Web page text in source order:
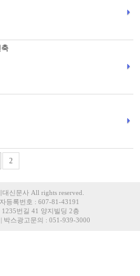
2
신문사 All rights reserved.
등록번호 : 607-81-43191
번길 41 양지빌딩 2층
박스광고문의 : 051-939-3000